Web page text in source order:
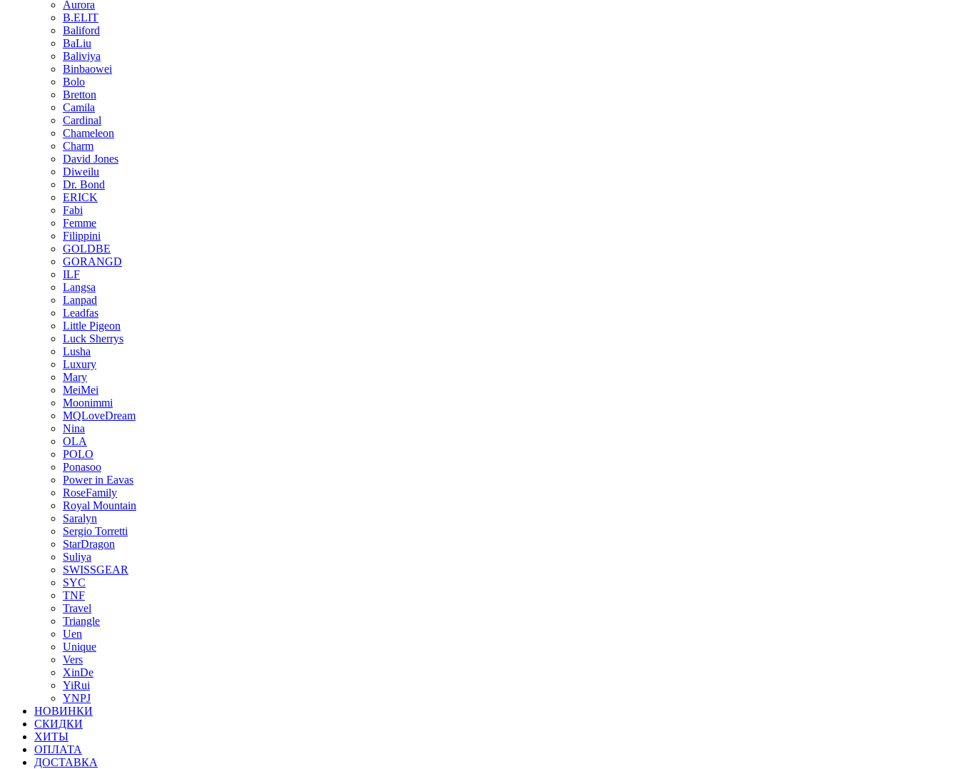
Aurora
B.ELIT
Baliford
BaLiu
Baliviya
Binbaowei
Bolo
Bretton
Camila
Cardinal
Chameleon
Charm
David Jones
Diweilu
Dr. Bond
ERICK
Fabi
Femme
Filippini
GOLDBE
GORANGD
ILF
Langsa
Lanpad
Leadfas
Little Pigeon
Luck Sherrys
Lusha
Luxury
Mary
MeiMei
Moonimmi
MQLoveDream
Nina
OLA
POLO
Ponasoo
Power in Eavas
RoseFamily
Royal Mountain
Saralyn
Sergio Torretti
StarDragon
Suliya
SWISSGEAR
SYC
TNF
Travel
Triangle
Uen
Unique
Vers
XinDe
YiRui
YNPJ
НОВИНКИ
СКИДКИ
ХИТЫ
ОПЛАТА
ДОСТАВКА